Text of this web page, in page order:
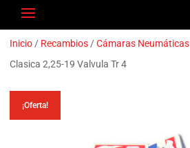
Inicio / Recambios /Cámaras Neumáticas
Clasica 2,25-19 Valvula Tr 4
¡Oferta!